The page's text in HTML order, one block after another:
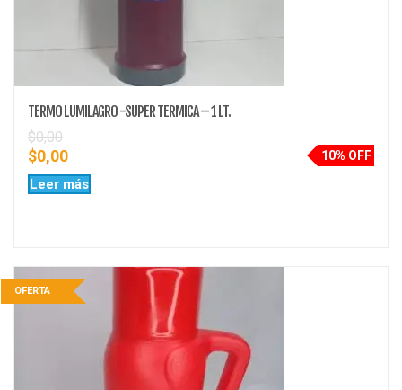
TERMO LUMILAGRO -SUPER TERMICA – 1 LT.
10% OFF
$0,00
$0,00
Leer más
OFERTA